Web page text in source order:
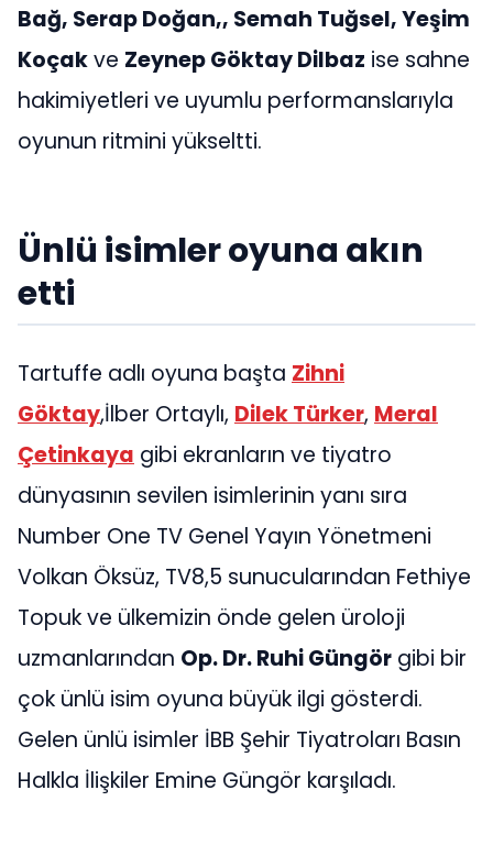
Bağ, Serap Doğan,, Semah Tuğsel, Yeşim
Koçakve Zeynep Göktay Dilbaz ise sahne
hakimiyetleri ve uyumlu performanslarıyla
oyunun ritmini yükseltti.
Ünlü isimler oyuna akın
etti
Tartuffe adlı oyuna başta Zihni
Göktay,İlber Ortaylı, Dilek Türker, Meral
Çetinkaya gibi ekranların ve tiyatro
dünyasının sevilen isimlerinin yanı sıra
Number One TV Genel Yayın Yönetmeni
Volkan Öksüz, TV8,5 sunucularından Fethiye
Topuk ve ülkemizin önde gelen üroloji
uzmanlarından Op. Dr. Ruhi Güngör gibi bir
çok ünlü isim oyuna büyük ilgi gösterdi.
Gelen ünlü isimler İBB Şehir Tiyatroları Basın
Halkla İlişkiler Emine Güngör karşıladı.